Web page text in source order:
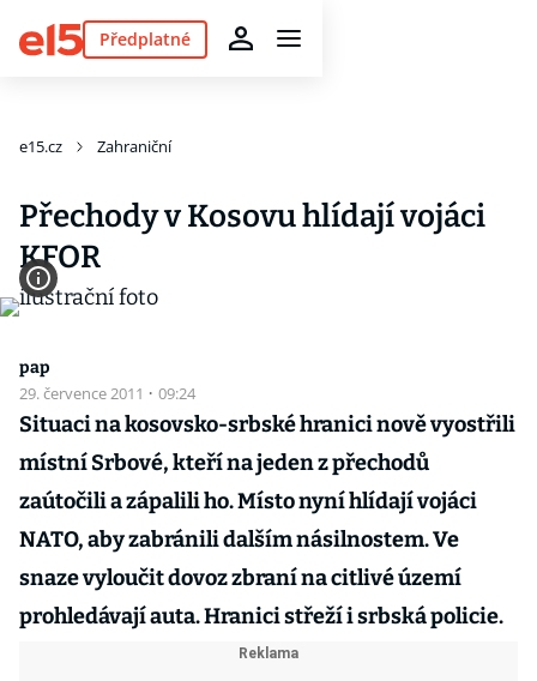
Předplatné
e15.cz Zahraniční
Přechody v Kosovu hlídají vojáci
KFOR
pap
29. července 2011 · 09:24
Situaci na kosovsko-srbské hranici nově vyostřili
místní Srbové, kteří na jeden z přechodů
zaútočili a zápalili ho. Místo nyní hlídají vojáci
NATO, aby zabránili dalším násilnostem. Ve
snaze vyloučit dovoz zbraní na citlivé území
prohledávají auta. Hranici střeží i srbská policie.